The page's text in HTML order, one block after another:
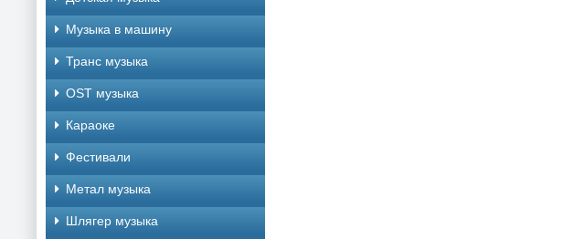
Музыка в машину
Транс музыка
OST музыка
Караоке
Фестивали
Метал музыка
Шлягер музыка